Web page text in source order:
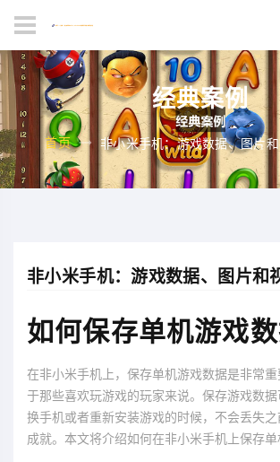
经典案例
首页 非小米手机：游戏数据、图片
非小米手机：游戏数据、图片和
如何保存单机游戏
在非小米手机上，保存单机游戏数据是非常
于那些喜欢玩游戏的玩家来说。保存游戏数
换手机或者重新安装游戏的时候，不会丢失
成就。本文将介绍如何在非小米手机上保存单